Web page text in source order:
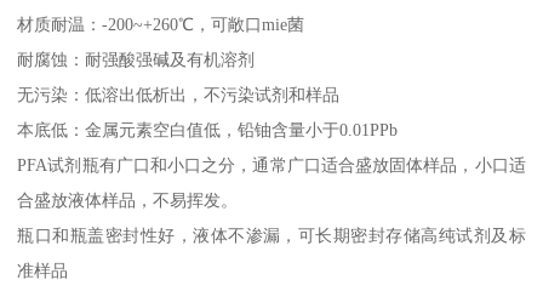
材质耐温：-200~+260℃，可敞口mie菌
耐腐蚀：耐强酸强碱及有机溶剂
无污染：低溶出低析出，不污染试剂和样品
本底低：金属元素空白值低，铅铀含量小于0.01PPb
PFA试剂瓶有广口和小口之分，通常广口适合盛放固体样品，小口适
合盛放液体样品，不易挥发。
瓶口和瓶盖密封性好，液体不渗漏，可长期密封存储高纯试剂及标
准样品